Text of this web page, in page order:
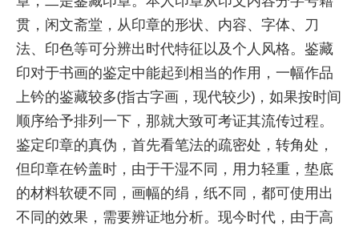
贯，闲文斋堂，从印章的形状、内容、字体、刀
法、印色等可分辨出时代特征以及个人风格。鉴藏
印对于书画的鉴定中能起到相当的作用，一幅作品
上钤的鉴藏较多(指古字画，现代较少)，如果按时间
顺序给予排列一下，那就大致可考证其流传过程。
鉴定印章的真伪，首先看笔法的疏密处，转角处，
但印章在钤盖时，由于干湿不同，用力轻重，垫底
的材料软硬不同，画幅的绢，纸不同，都可使用出
不同的效果，需要辨证地分析。现今时代，由于高